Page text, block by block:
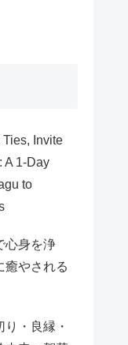
Ties, Invite
A 1-Day
to
心身を浄
癒やされる
り・良縁・